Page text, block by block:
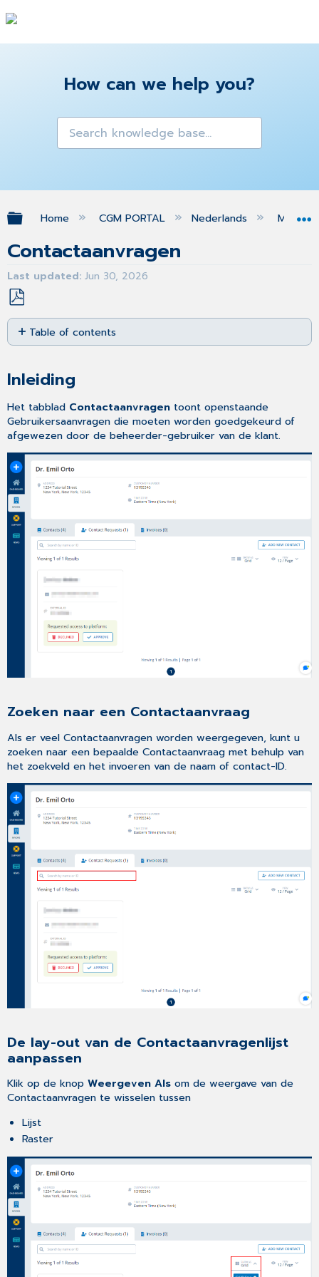
How can we help you?
Expand/collapse global hierarchy
Home CGM PORTAL Nederlands MIJN
Contactaanvragen
Last updated Jun 30, 2026
Save
as
PDF
Table of contents
Zoeken
naar
een
Contactaanvraag
De
out
van
de
Contactaanvragenlijst
aanpassen
Het
aantal
Contactaanvragen
per
pagina
aanpassen
Een
Contactaanvraag
goedkeuren/afwijzen
Inleiding
Het tabblad Contactaanvragen toont openstaande
Gebruikersaanvragen die moeten worden goedgekeurd of
afgewezen door de beheerder-gebruiker van de klant.
Zoeken naar een Contactaanvraag
Als er veel Contactaanvragen worden weergegeven, kunt u
zoeken naar een bepaalde Contactaanvraag met behulp van
het zoekveld en het invoeren van de naam of contact-ID.
De lay-out van de Contactaanvragenlijst
aanpassen
Klik op de knopWeergeven Als om de weergave van de
Contactaanvragen te wisselen tussen
Lijst
Raster